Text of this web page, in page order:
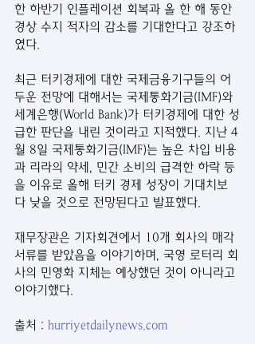
한 하반기 인플레이션 회복과 올 한 해 동안
경상 수지 적자의 감소를 기대한다고 강조하
였다.
최근 터키경제에 대한 국제금융기구들의 어
두운 전망에 대해서는 국제통화기금(IMF)와
세계은행(World Bank)가 터키경제에 대한 성
급한 판단을 내린 것이라고 지적했다. 지난 4
월 8일 국제통화기금(IMF)는 높은 차입 비용
과 리라의 약세, 민간 소비의 급격한 하락 등
을 이유로 올해 터키 경제 성장이 기대치보
다 낮을 것으로 전망된다고 발표했다.
재무장관은 기자회견에서 10개 회사의 매각
서류를 받았음을 이야기하며, 국영 로터리 회
사의 민영화 지체는 예상했던 것이 아니라고
이야기했다.
출처 : hurriyetdailynews.com